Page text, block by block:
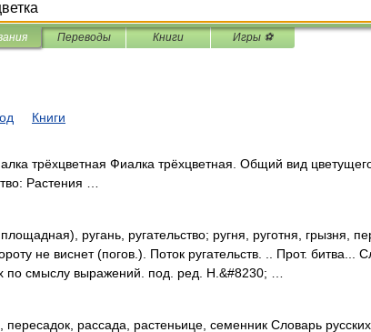
Переводы Книги Игры ⚽
Книги
трёхцветная Фиалка трёхцветная. Общий вид
Растения …
ругань, ругательство; ругня, руготня, грызня,
не виснет (погов.). Поток ругательств. .. Прот. битва...
по смыслу выражений. под. ред. Н.&#8230; …
рассада, растеньице, семенник Словарь